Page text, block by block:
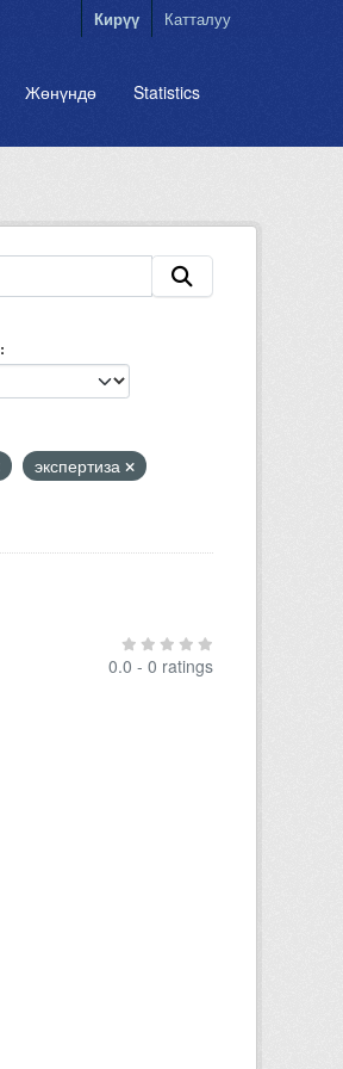
Кирүү Катталуу
Жөнүндө Statistics
экспертиза
0.0 - 0 ratings